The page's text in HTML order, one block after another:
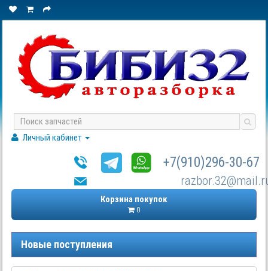
Личный кабинет
+7(910)296-30-67
Корзина покупок
0
Новые поступления